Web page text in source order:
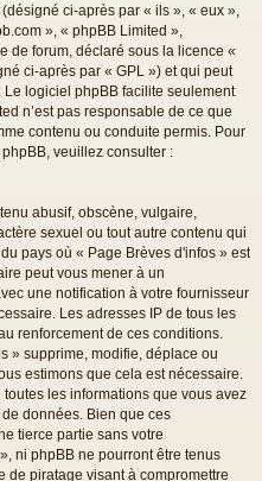
ci-après par « ils », « eux »,
», « phpBB Limited »,
de forum, déclaré sous la licence «
ci-après par « GPL ») et qui peut
. Le logiciel phpBB facilite seulement
n’est pas responsable de ce que
contenu ou conduite permis. Pour
veuillez consulter :
abusif, obscène, vulgaire,
sexuel ou tout autre contenu qui
pays où « Page Brèves d'infos » est
peut vous mener à un
une notification à votre fournisseur
Les adresses IP de tous les
renforcement de ces conditions.
» supprime, modifie, déplace ou
estimons que cela est nécessaire.
les informations que vous avez
données. Bien que ces
tierce partie sans votre
ni phpBB ne pourront être tenus
de piratage visant à compromettre